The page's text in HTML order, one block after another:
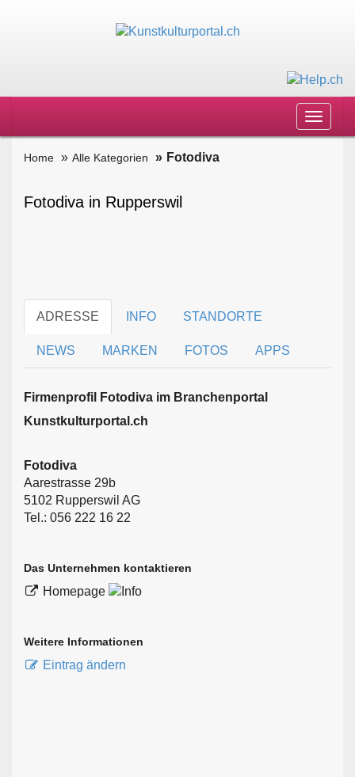
Toggle
Home Alle Kategorien Fotodiva
Fotodiva in Rupperswil
ADRESSE INFO STANDORTE
NEWS MARKEN FOTOS APPS
Firmen­profil Fotodiva im Branchen­portal
Kunstkulturportal.ch
Fotodiva
Aarestrasse 29b
5102 Rupperswil AG
Tel.: 056 222 16 22
Das Unternehmen kontaktieren
Homepage
Weitere Informationen
Eintrag ändern